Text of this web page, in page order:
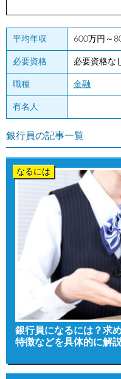
平均年収 600万円～
必要資格 必要資格な
職種 金融
有名人
銀行員の記事一覧
なるには
銀行員になるには？求
特徴などを具体的に解